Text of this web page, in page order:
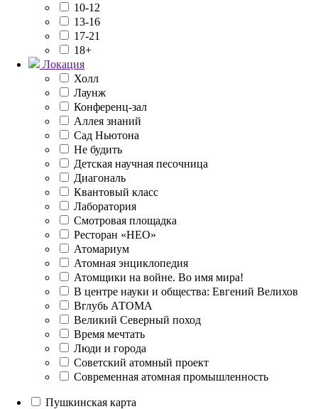
10-12
13-16
17-21
18+
Локация
Холл
Лаунж
Конференц-зал
Аллея знаний
Сад Ньютона
Не будить
Детская научная песочница
Диагональ
Квантовый класс
Лаборатория
Смотровая площадка
Ресторан «НЕО»
Атомариум
Атомная энциклопедия
Атомщики на войне. Во имя мира!
В центре науки и общества: Евгений Велихов
Вглубь АТОМА
Великий Северный поход
Время мечтать
Люди и города
Советский атомный проект
Современная атомная промышленность
Пушкинская карта